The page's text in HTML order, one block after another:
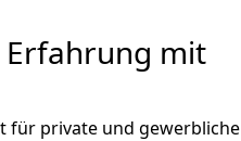
Erfahrung mit
für private und gewerbliche